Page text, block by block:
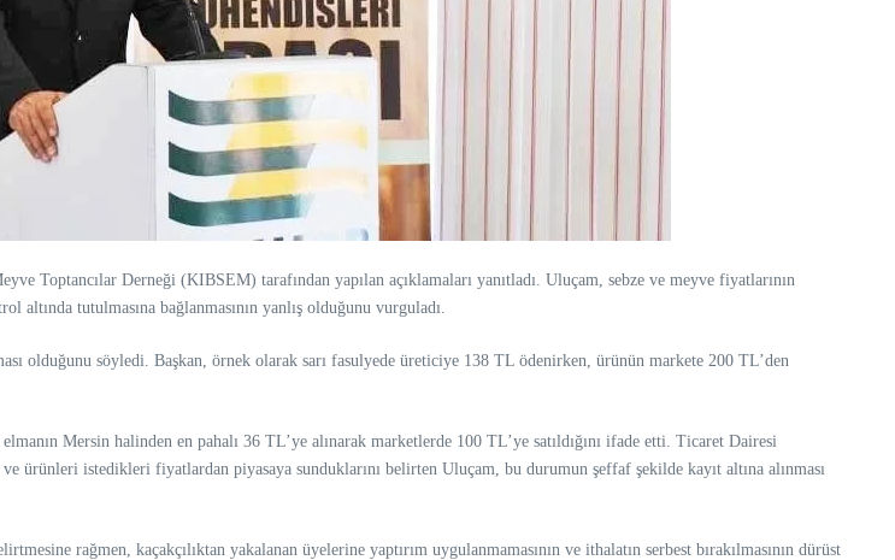
Toptancılar Derneği (KIBSEM) tarafından yapılan açıklamaları yanıtladı. Uluçam, sebze ve meyve fiyatlarının
altında tutulmasına bağlanmasının yanlış olduğunu vurguladı.
olduğunu söyledi. Başkan, örnek olarak sarı fasulyede üreticiye 138 TL ödenirken, ürünün markete 200 TL’den
Mersin halinden en pahalı 36 TL’ye alınarak marketlerde 100 TL’ye satıldığını ifade etti. Ticaret Dairesi
istedikleri fiyatlardan piyasaya sunduklarını belirten Uluçam, bu durumun şeffaf şekilde kayıt altına alınması
rağmen, kaçakçılıktan yakalanan üyelerine yaptırım uygulanmamasının ve ithalatın serbest bırakılmasının dürüst